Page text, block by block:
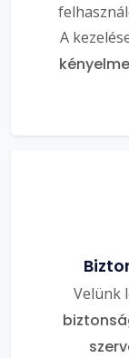
A
Velünk